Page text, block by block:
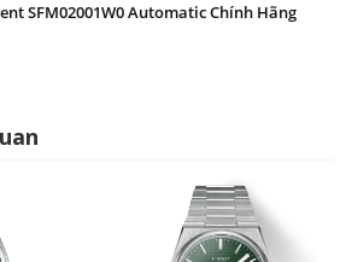
SFM02001W0 Automatic Chính Hãng